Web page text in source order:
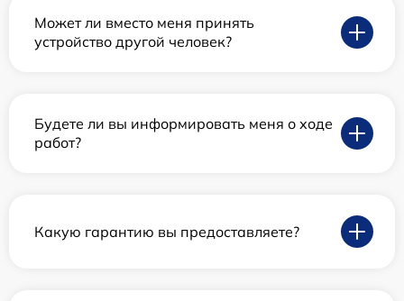
Может ли вместо меня принять
устройство другой человек?
Будете ли вы информировать меня о ходе
работ?
Какую гарантию вы предоставляете?